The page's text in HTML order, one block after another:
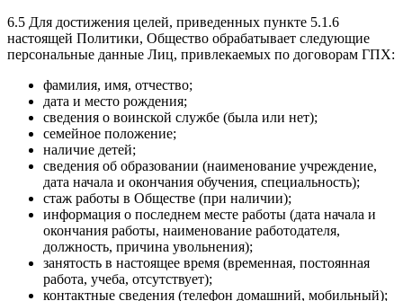
6.5 Для достижения целей, приведенных пункте 5.1.6
настоящей Политики, Общество обрабатывает следующие
персональные данные Лиц, привлекаемых по договорам ГПХ:
фамилия, имя, отчество;
дата и место рождения;
сведения о воинской службе (была или нет);
семейное положение;
наличие детей;
сведения об образовании (наименование учреждение,
дата начала и окончания обучения, специальность);
стаж работы в Обществе (при наличии);
информация о последнем месте работы (дата начала и
окончания работы, наименование работодателя,
должность, причина увольнения);
занятость в настоящее время (временная, постоянная
работа, учеба, отсутствует);
контактные сведения (телефон домашний, мобильный);